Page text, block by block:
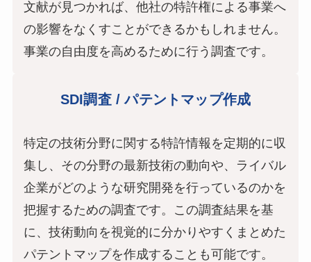
文献が見つかれば、他社の特許権による事業へ
の影響をなくすことができるかもしれません。
事業の自由度を高めるために行う調査です。
SDI調査 / パテントマップ作成
特定の技術分野に関する特許情報を定期的に収
集し、その分野の最新技術の動向や、ライバル
企業がどのような研究開発を行っているのかを
把握するための調査です。この調査結果を基
に、技術動向を視覚的に分かりやすくまとめた
パテントマップを作成することも可能です。